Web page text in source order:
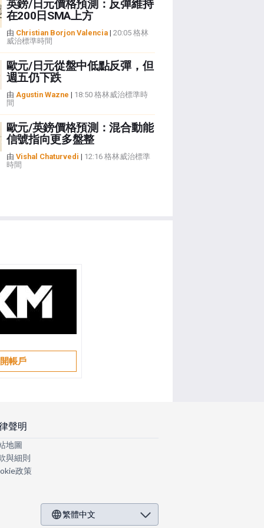
英鎊/日元價格預測：反彈維持
在200日SMA上方
由 Christian Borjon Valencia| 20:05 格林
威治標準時間
歐元/日元從盤中低點反彈，但
週五仍下跌
由 Agustin Wazne | 18:50 格林威治標準時
間
歐元/英鎊價格預測：混合動能
信號指向更多盤整
由 Vishal Chaturvedi | 12:16 格林威治標準
時間
開帳戶
聲明
地圖
與細則
政策
繁體中文